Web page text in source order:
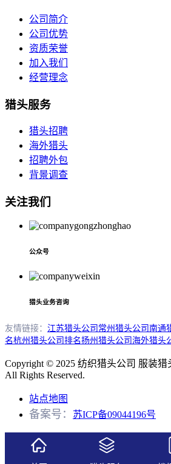
公司简介
公司优势
资质荣誉
加入我们
经营理念
猎头服务
猎头招聘
海外猎头
招聘外包
背景调查
关注我们
公众号
猎头业务咨询
友情链接： 江苏猎头公司 常州猎头公司南通
名杭州猎头公司排名扬州猎头公司海外猎头
Copyright © 2025 纺织猎头公司 服装
All Rights Reserved.
站点地图
备案号： 苏ICP备09044196号